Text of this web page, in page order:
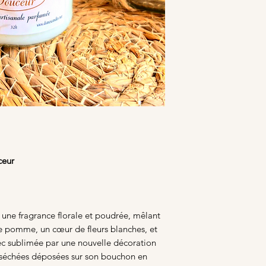
fragrance florale et poudrée, mêlant
pomme, un cœur de fleurs blanches, et
sublimée par une nouvelle décoration
déposées sur son bouchon en